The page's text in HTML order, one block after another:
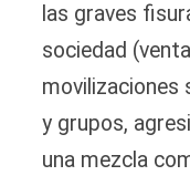
las graves
sociedad
movilizaciones
y grupos,
una mezcla